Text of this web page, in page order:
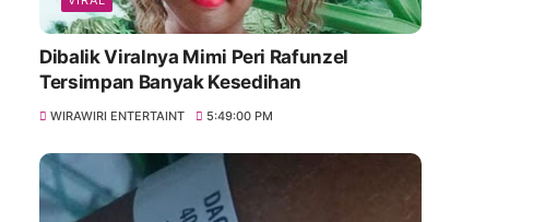
Dibalik Viralnya Mimi Peri Rafunzel
Tersimpan Banyak Kesedihan
WIRAWIRI ENTERTAINT 5:49:00 PM